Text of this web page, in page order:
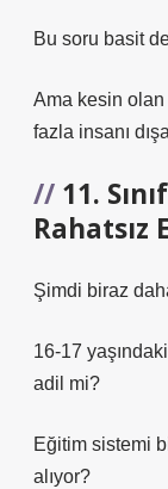
Bu soru basit
Ama kesin olan
fazla insanı
11.
Rahatsız
Şimdi biraz
16-17
adil mi?
Eğitim sistemi
alıyor?